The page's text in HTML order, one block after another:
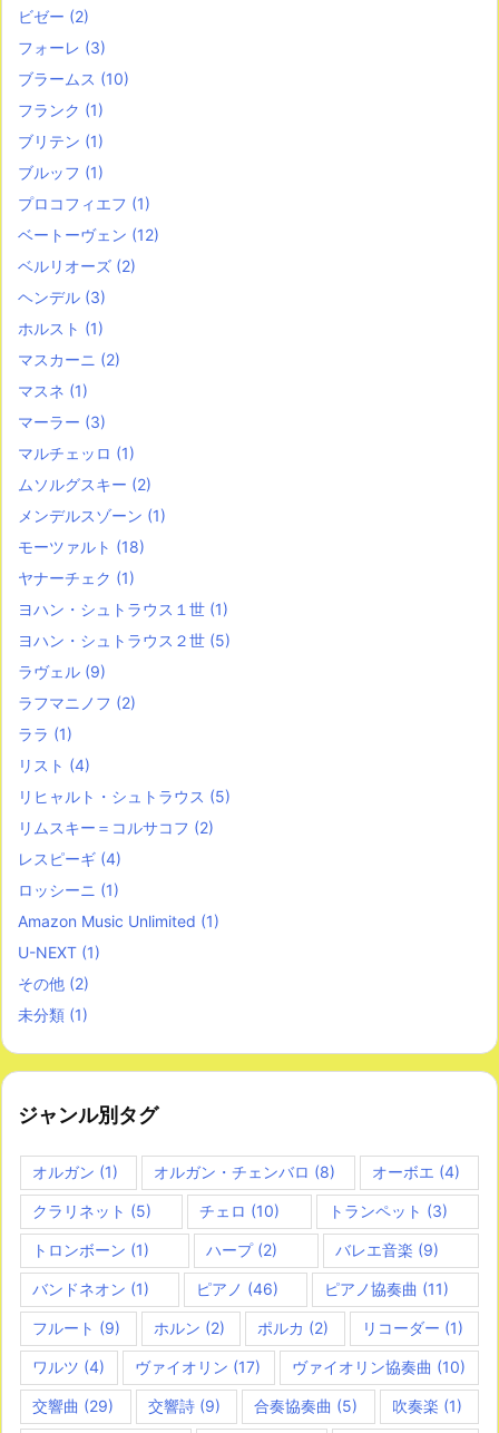
ビゼー (2)
フォーレ (3)
ブラームス (10)
フランク (1)
ブリテン (1)
ブルッフ (1)
プロコフィエフ (1)
ベートーヴェン (12)
ベルリオーズ (2)
ヘンデル (3)
ホルスト (1)
マスカーニ (2)
マスネ (1)
マーラー (3)
マルチェッロ (1)
ムソルグスキー (2)
メンデルスゾーン (1)
モーツァルト (18)
ヤナーチェク (1)
ヨハン・シュトラウス１世 (1)
ヨハン・シュトラウス２世 (5)
ラヴェル (9)
ラフマニノフ (2)
ララ (1)
リスト (4)
リヒャルト・シュトラウス (5)
リムスキー＝コルサコフ (2)
レスピーギ (4)
ロッシーニ (1)
Amazon Music Unlimited (1)
U-NEXT (1)
その他 (2)
未分類 (1)
ジャンル別タグ
オルガン (1) オルガン・チェンバロ (8) オーボエ (4)
クラリネット (5) チェロ (10) トランペット (3)
トロンボーン (1) ハープ(2) バレエ音楽 (9)
バンドネオン (1) ピアノ (46) ピアノ協奏曲 (11)
フルート (9) ホルン (2) ポルカ (2) リコーダー (1)
ワルツ (4) ヴァイオリン (17) ヴァイオリン協奏曲 (10)
交響曲 (29) 交響詩(9) 合奏協奏曲 (5) 吹奏楽 (1)